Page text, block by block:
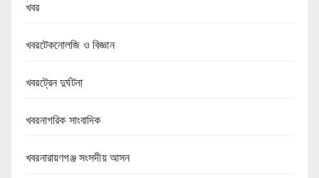
খবর
খবরটেকনোলজি ও বিজ্ঞান
খবরট্রেন দুর্ঘটনা
খবরনাগরিক সাংবাদিক
খবরনারায়ণগঞ্জ সংসদীয় আসন